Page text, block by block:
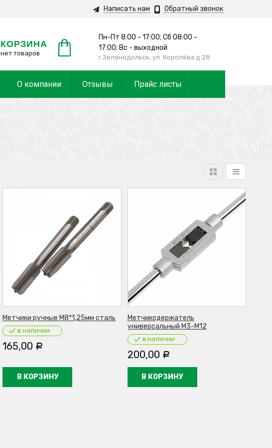
Написать нам Обратный звонок
КОРЗИНА
нет товаров
Пн-Пт 8:00 - 17:00; Сб 08:00 -
17:00; Вс - выходной
г.Зеленодольск, ул. Королёва д.28
О компании Отзывы Прайс листы
Метчики ручные М8*1,25мм сталь
в наличии
165,00 Р
В КОРЗИНУ
Метчикодержатель
универсальный М3-М12
в наличии
200,00 Р
В КОРЗИНУ